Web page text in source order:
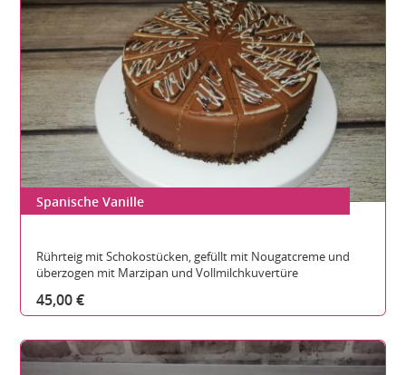
Gesamthöhe:
Durchmesser:
Spanische Vanille
Rührteig mit Schokostücken, gefüllt mit Nougatcreme und
überzogen mit Marzipan und Vollmilchkuvertüre
45,00 €